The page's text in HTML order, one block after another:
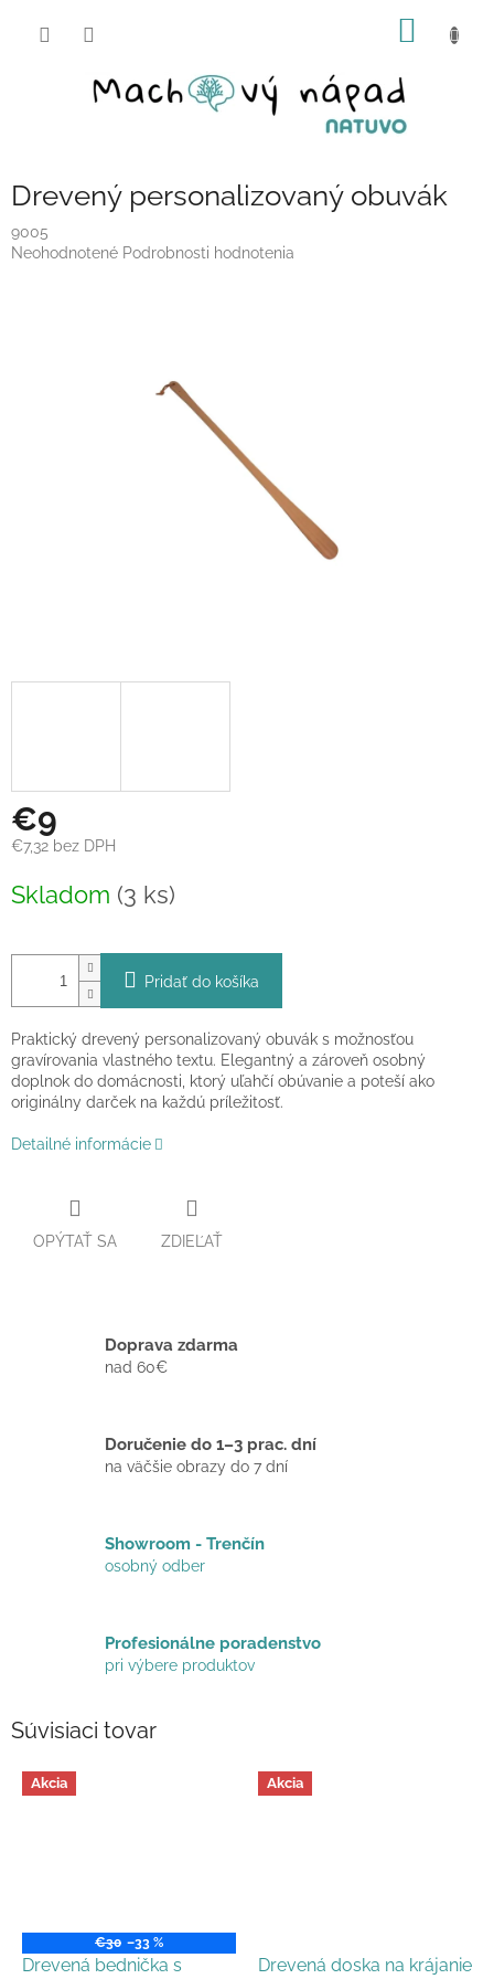
Drevený personalizovaný obuvák
9005
Priemerné
Neohodnotené Podrobnosti hodnotenia
€9
€7,32 bez DPH
cena:
Skladom (3 ks)
Pridať do košíka
Praktický drevený personalizovaný obuvák s možnosťou
gravírovania vlastného textu. Elegantný a zároveň osobný
doplnok do domácnosti, ktorý uľahčí obúvanie a poteší ako
originálny darček na každú príležitosť.
Detailné informácie
OPÝTAŤ SA ZDIEĽAŤ
Doprava zdarma
nad 60€
Doručenie do 1–3 prac. dní
na väčšie obrazy do 7 dní
Showroom - Trenčín
osobný odber
Profesionálne poradenstvo
pri výbere produktov
Súvisiaci tovar
Akcia
€30 –33 %
Drevená bednička s
Akcia
Drevená doska na krájanie